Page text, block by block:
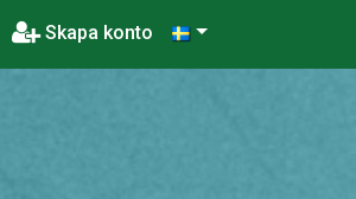
Skapa konto